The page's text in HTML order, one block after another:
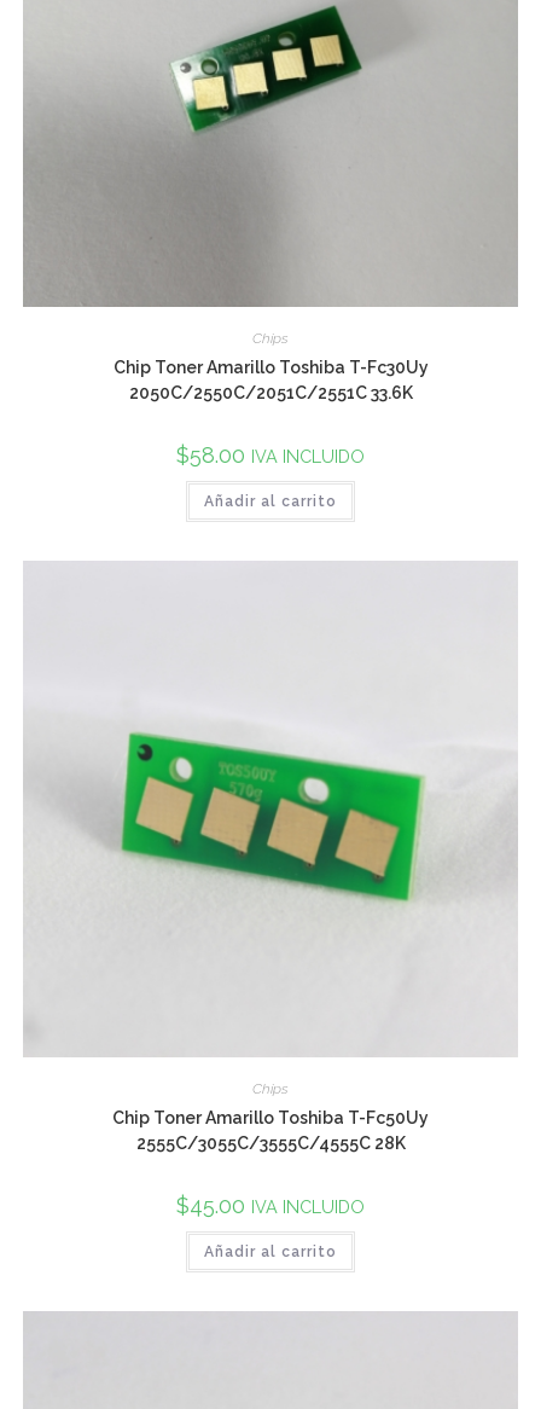
Chips
Chip Toner Amarillo Toshiba T-Fc30Uy
2050C/2550C/2051C/2551C 33.6K
$58.00 IVA INCLUIDO
Añadir al carrito
Chips
Chip Toner Amarillo Toshiba T-Fc50Uy
2555C/3055C/3555C/4555C 28K
$45.00 IVA INCLUIDO
Añadir al carrito